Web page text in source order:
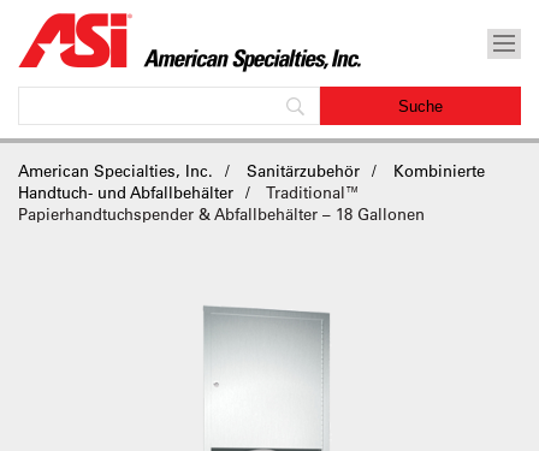
American Specialties, Inc. Sanitärzubehör
Kombinierte
Handtuch- und Abfallbehälter
Traditional™
Papierhandtuchspender & Abfallbehälter – 18 Gallonen